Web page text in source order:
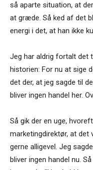
så aparte situation, at
at græde. Så ked af det
energi i det, at han ikke
Jeg har aldrig fortalt det
historien: For nu at sige
det der, at jeg sagde til
bliver ingen handel her.
Så gik der en uge,
marketingdirektør, at det
gerne alligevel. Jeg
bliver ingen handel nu.